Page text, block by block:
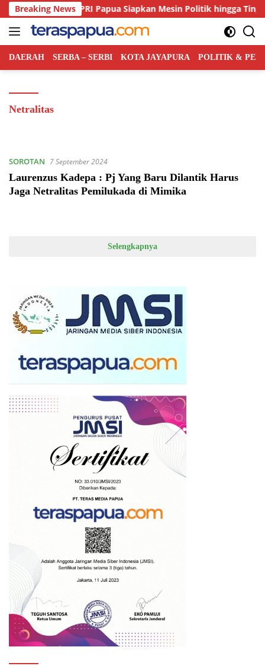
Langsung
ke
konten
Breaking News
Kian Ketat, PRI Papua Siapkan Mesin Politik hingga Tingkat
DAERAH SERBA – SERBI KOTA JAYAPURA POLITIK &
Netralitas
SOROTAN 7 September 2024
Laurenzus Kadepa : Pj Yang Baru Dilantik Harus
Jaga Netralitas Pemilukada di Mimika
Selengkapnya